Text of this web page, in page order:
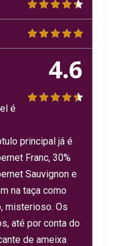
4.6
é
principal já é
Franc, 30%
Sauvignon e
na taça como
misterioso. Os
até por conta do
de ameixa